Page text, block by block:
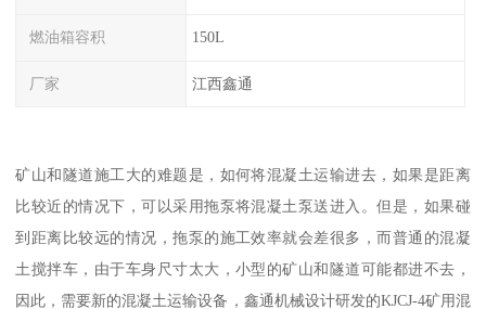
燃油箱容积 150L
厂家 江西鑫通
矿山和隧道施工大的难题是，如何将混凝土运输进去，如果是距离
比较近的情况下，可以采用拖泵将混凝土泵送进入。但是，如果碰
到距离比较远的情况，拖泵的施工效率就会差很多，而普通的混凝
土搅拌车，由于车身尺寸太大，小型的矿山和隧道可能都进不去，
因此，需要新的混凝土运输设备，鑫通机械设计研发的KJCJ-4矿用混